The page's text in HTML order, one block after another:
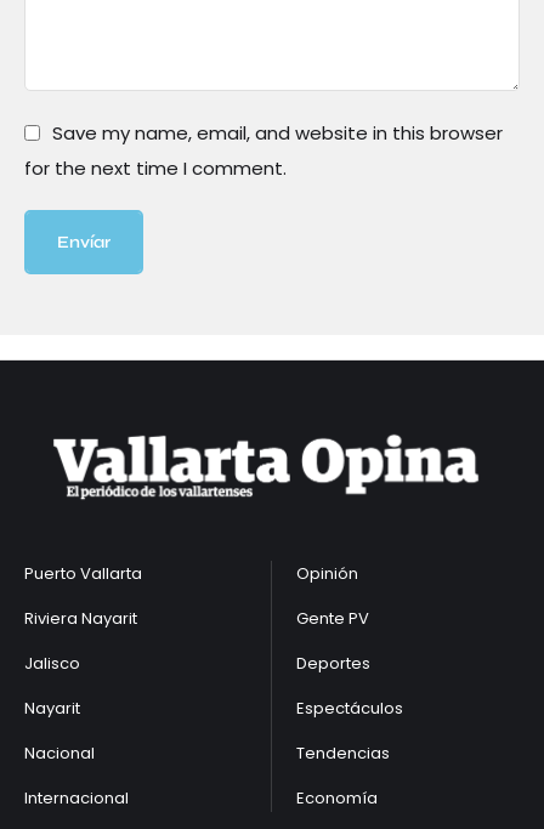
Save my name, email, and website in this browser
for the next time I comment.
Envíar
Puerto Vallarta
Riviera Nayarit
Jalisco
Nayarit
Nacional
Internacional
Opinión
Gente PV
Deportes
Espectáculos
Tendencias
Economía